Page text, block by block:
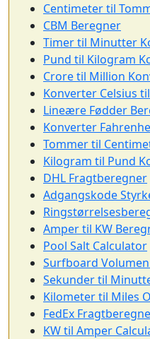
Centimeter til
CBM Beregner
Timer til Minutter
Pund til Kilogram
Crore til Million
Konverter Celsius
Lineære Fødder
Konverter
Tommer til
Kilogram til Pund
DHL Fragtberegner
Adgangskode
Amper til KW
Pool Salt Calculator
Surfboard
Sekunder til
Kilometer til Miles
FedEx
KW til Amper